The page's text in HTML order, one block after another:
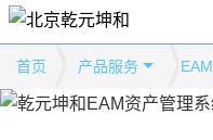
首页 产品服务